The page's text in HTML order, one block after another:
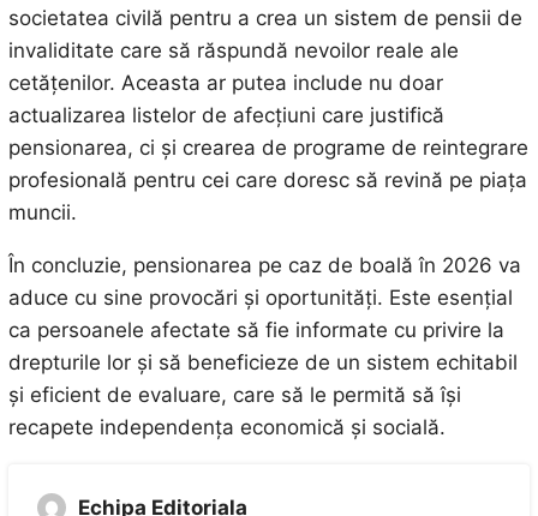
societatea civilă pentru a crea un sistem de pensii de
invaliditate care să răspundă nevoilor reale ale
cetățenilor. Aceasta ar putea include nu doar
actualizarea listelor de afecțiuni care justifică
pensionarea, ci și crearea de programe de reintegrare
profesională pentru cei care doresc să revină pe piața
muncii.
În concluzie, pensionarea pe caz de boală în 2026 va
aduce cu sine provocări și oportunități. Este esențial
ca persoanele afectate să fie informate cu privire la
drepturile lor și să beneficieze de un sistem echitabil
și eficient de evaluare, care să le permită să își
recapete independența economică și socială.
Echipa Editoriala